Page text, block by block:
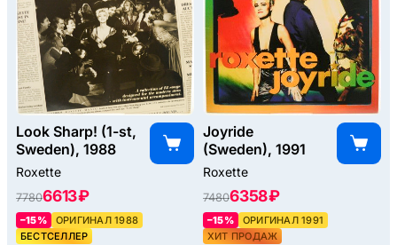
Look Sharp! (1-st,
Sweden), 1988
Roxette
77806613 ₽
–15%
ОРИГИНАЛ 1988
БЕСТСЕЛЛЕР
Joyride
(Sweden), 1991
Roxette
74806358 ₽
–15%
ОРИГИНАЛ 1991
ХИТ ПРОДАЖ